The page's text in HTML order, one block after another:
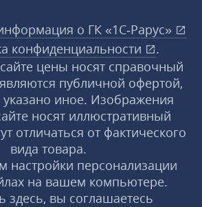
о ГК «1С‑Рарус»
конфиденциальности
.
цены носят справочный
публичной офертой,
указано иное. Изображения
носят иллюстративный
отличаться от фактического
вида товара.
настройки персонализации
на вашем компьютере.
здесь, вы соглашаетесь